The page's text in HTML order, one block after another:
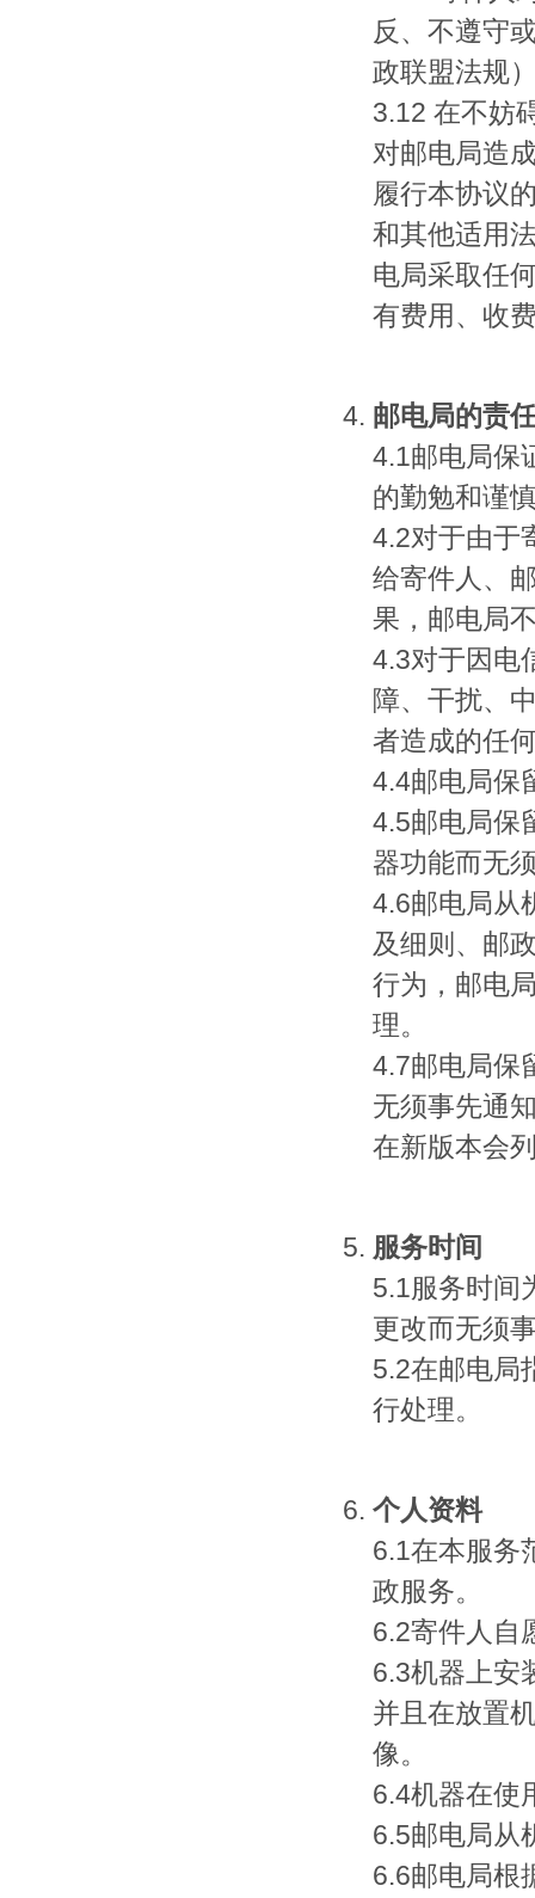
反、不遵守
政联盟法规
3.12 在不妨
对邮电局造
履行本协议
和其他适用
电局采取任
有费用、收
邮电局的责
4.1邮电局保
的勤勉和谨
4.2对于由于
给寄件人、
果，邮电局
4.3对于因电
障、干扰、
者造成的任
4.4邮电局保
4.5邮电局保
器功能而无
4.6邮电局从
及细则、邮
行为，邮电
理。
4.7邮电局保
无须事先通
在新版本会
服务时间
5.1服务时间
更改而无须
5.2在邮电局
行处理。
个人资料
6.1在本服务
政服务。
6.2寄件人自
6.3机器上安
并且在放置
像。
6.4机器在使
6.5邮电局从
6.6邮电局根